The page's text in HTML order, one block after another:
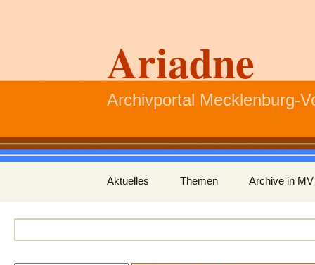
Ariadne
Archivportal Mecklenburg-
Inhalt
springen
Aktuelles Themen Archive in MV